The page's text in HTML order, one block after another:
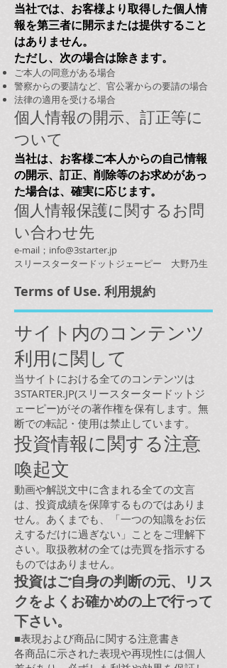
当社では、お客様より取得した個人情
報を第三者に開示または提供すること
はありません。
ただし、次の場合は除きます。
ご本人の同意がある場合
警察からの要請など、官公署からの要請の場合
法律の適用を受ける場合
個人情報の開示、訂正等に
ついて
当社は、お客様ご本人からの自己情報
の開示、訂正、削除等のお求めがあっ
た場合は、確実に応じます。
個人情報保護に関するお問
い合わせ先
e-mail； info@3starter.jp
スリースタータードットジェーピー 大野乃生
Terms of Use. 利用規約
サイト内のコンテンツ
利用に関して
当サイトにおける全てのコンテンツは
3STARTER.JP(スリースタータードットジ
ェーピー)がその著作権を保有します。無
断での転記・使用は禁止しています。
投資情報に関する注意
喚起文
動画や解説文中に含まれる全ての文言
は、投資成績を保障するものではありま
せん。あくまでも、「一つの知識をお伝
えするだけに過ぎない」ことをご理解下
さい。取扱教材の全ては売買を指示する
ものではありません。
投資はご自身の判断の元、リス
クをよくお確かめの上で行って
下さい。
■表現および商品に関する注意書き
各商品に示された表現や再現性には個人